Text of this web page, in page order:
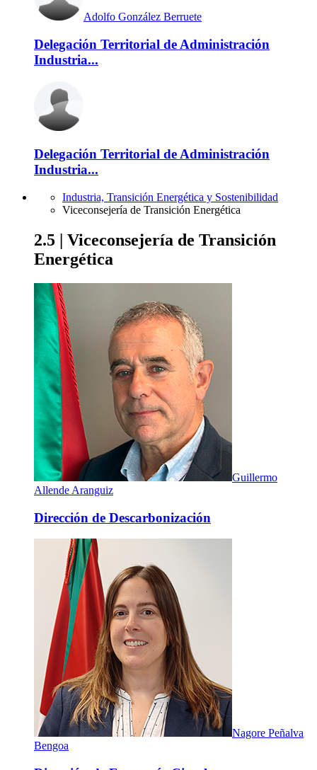
Adolfo González Berruete
Delegación Territorial de Administración
Industria...
Delegación Territorial de Administración
Industria...
Industria, Transición Energética y Sostenibilidad
Viceconsejería de Transición Energética
2.5 | Viceconsejería de Transición
Energética
Guillermo
Allende Aranguiz
Dirección de Descarbonización
Nagore Peñalva
Bengoa